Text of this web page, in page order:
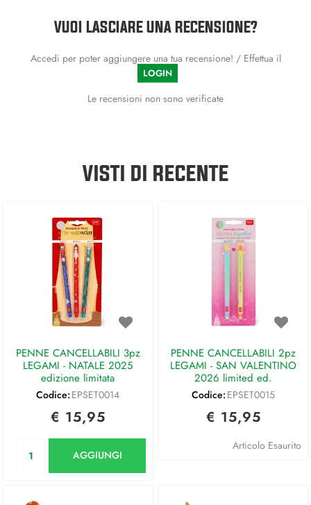
VUOI LASCIARE UNA RECENSIONE?
Accedi per poter aggiungere una tua recensione! / Effettua il
LOGIN
Le recensioni non sono verificate
VISTI DI RECENTE
PENNE CANCELLABILI 3pz
LEGAMI - NATALE 2025
edizione limitata
Codice: EPSET0014
€ 15,95
AGGIUNGI
PENNE CANCELLABILI 2pz
LEGAMI - SAN VALENTINO
2026 limited ed.
Codice: EPSET0015
€ 15,95
Articolo Esaurito